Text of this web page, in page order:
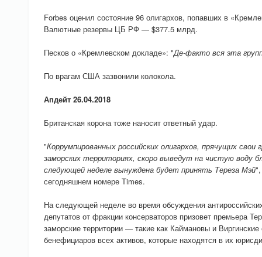
Forbes оценил состояние 96 олигархов, попавших в
Валютные резервы ЦБ РФ — $377.5 млрд.
Песков о «Кремлевском докладе»: "Де-факто вся эта
По врагам США зазвонили колокола.
Апдейт 26.04.2018
Британская корона тоже наносит ответный удар.
"Коррумпированных российских олигархов, прячущих свои
заморских территориях, скоро выведут на чистую воду
следующей неделе вынуждена будет принять Тереза Мэй
сегодняшнем номере Times.
На следующей неделе во время обсуждения
депутатов от фракции консерваторов призовет премьера
заморские территории — такие как Каймановы и
бенефициаров всех активов, которые находятся в их